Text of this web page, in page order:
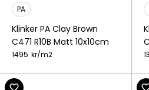
PA
Klinker PA Clay Brown
C471 R10B Matt 10x10cm
1495 kr/m2